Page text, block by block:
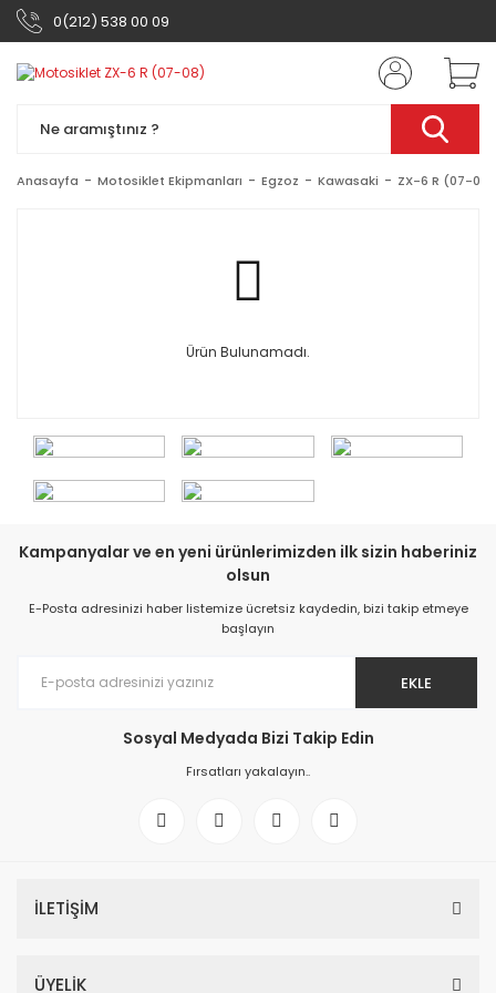
0(212) 538 00 09
Anasayfa Motosiklet Ekipmanları Egzoz Kawasaki ZX-6 R (07-08)
Ürün Bulunamadı.
Kampanyalar ve en yeni ürünlerimizden ilk sizin haberiniz
olsun
E-Posta adresinizi haber listemize ücretsiz kaydedin, bizi takip etmeye
başlayın
EKLE
Sosyal Medyada Bizi Takip Edin
Fırsatları yakalayın..
İLETİŞİM
ÜYELİK